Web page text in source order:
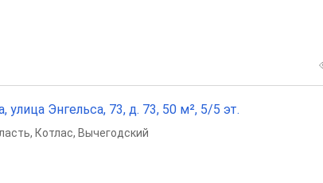
улица Энгельса, 73, д. 73, 50 м², 5/5 эт.
, Котлас, Вычегодский